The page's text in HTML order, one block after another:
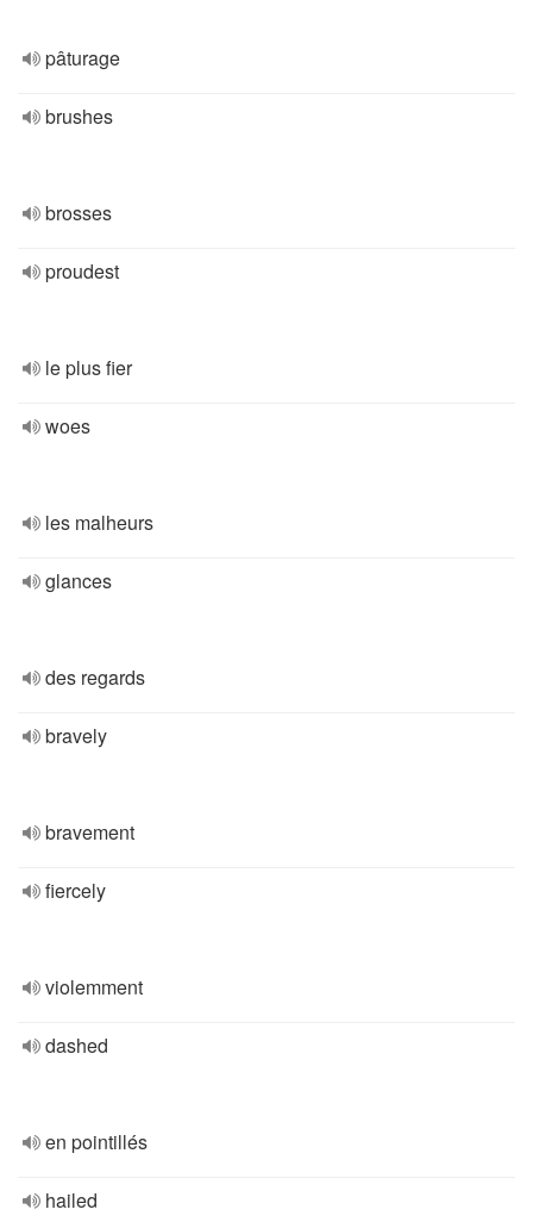
pâturage
brushes
brosses
proudest
le plus fier
woes
les malheurs
glances
des regards
bravely
bravement
fiercely
violemment
dashed
en pointillés
hailed